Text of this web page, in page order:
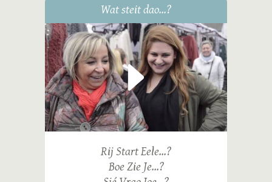
Wat steit dao...?
Rij Start Eele...?
Boe Zie Je...?